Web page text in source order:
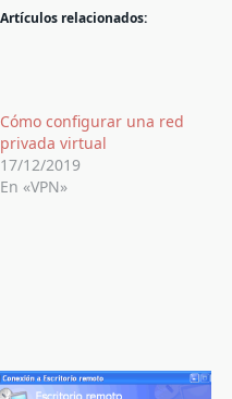
Artículos relacionados:
Cómo configurar una red
privada virtual
17/12/2019
En «VPN»